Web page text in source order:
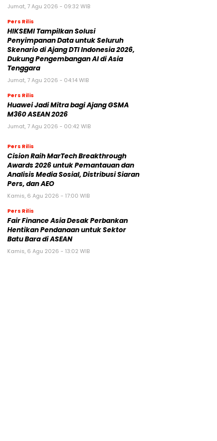
Jumat, 7 Agu 2026 - 09:32 WIB
Pers Rilis
HIKSEMI Tampilkan Solusi
Penyimpanan Data untuk Seluruh
Skenario di Ajang DTI Indonesia 2026,
Dukung Pengembangan AI di Asia
Tenggara
Jumat, 7 Agu 2026 - 04:14 WIB
Pers Rilis
Huawei Jadi Mitra bagi Ajang GSMA
M360 ASEAN 2026
Jumat, 7 Agu 2026 - 00:42 WIB
Pers Rilis
Cision Raih MarTech Breakthrough
Awards 2026 untuk Pemantauan dan
Analisis Media Sosial, Distribusi Siaran
Pers, dan AEO
Kamis, 6 Agu 2026 - 17:00 WIB
Pers Rilis
Fair Finance Asia Desak Perbankan
Hentikan Pendanaan untuk Sektor
Batu Bara di ASEAN
Kamis, 6 Agu 2026 - 13:02 WIB